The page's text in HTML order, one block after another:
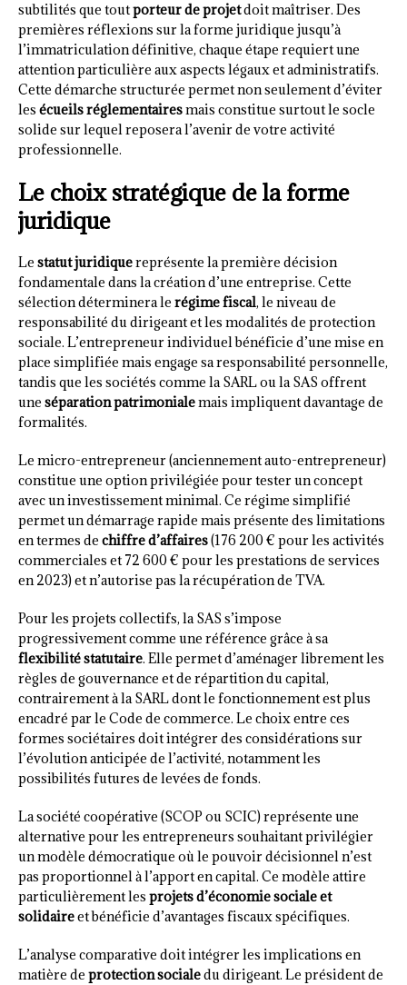
subtilités que toutporteur de projetdoit maîtriser. Des
premières réflexions sur la forme juridique jusqu’à
l’immatriculation définitive, chaque étape requiert une
attention particulière aux aspects légaux et administratifs.
Cette démarche structurée permet non seulement d’éviter
les écueils réglementairesmais constitue surtout le socle
solide sur lequel reposera l’avenir de votre activité
professionnelle.
Le choix stratégique de la forme
juridique
Le statut juridiquereprésente la première décision
fondamentale dans la création d’une entreprise. Cette
sélection déterminera le régime fiscal, le niveau de
responsabilité du dirigeant et les modalités de protection
sociale. L’entrepreneur individuel bénéficie d’une mise en
place simplifiée mais engage sa responsabilité personnelle,
tandis que les sociétés comme la SARL ou la SAS offrent
une séparation patrimonialemais impliquent davantage de
formalités.
Le micro-entrepreneur (anciennement auto-entrepreneur)
constitue une option privilégiée pour tester un concept
avec un investissement minimal. Ce régime simplifié
permet un démarrage rapide mais présente des limitations
en termes de chiffre d’affaires(176 200 € pour les activités
commerciales et 72 600 € pour les prestations de services
en 2023) et n’autorise pas la récupération de TVA.
Pour les projets collectifs, la SAS s’impose
progressivement comme une référence grâce à sa
flexibilité statutaire. Elle permet d’aménager librement les
règles de gouvernance et de répartition du capital,
contrairement à la SARL dont le fonctionnement est plus
encadré par le Code de commerce. Le choix entre ces
formes sociétaires doit intégrer des considérations sur
l’évolution anticipée de l’activité, notamment les
possibilités futures de levées de fonds.
La société coopérative (SCOP ou SCIC) représente une
alternative pour les entrepreneurs souhaitant privilégier
un modèle démocratique où le pouvoir décisionnel n’est
pas proportionnel à l’apport en capital. Ce modèle attire
particulièrement les projets d’économie sociale et
solidaireet bénéficie d’avantages fiscaux spécifiques.
L’analyse comparative doit intégrer les implications en
matière de protection socialedu dirigeant. Le président de